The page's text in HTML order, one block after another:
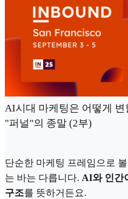
AI시대 마케팅은 어떻게 변
"퍼널"의 종말 (2부)
단순한 마케팅 프레임으로
는 바는 다릅니다. AI와 인간
구조를 뜻하거든요.